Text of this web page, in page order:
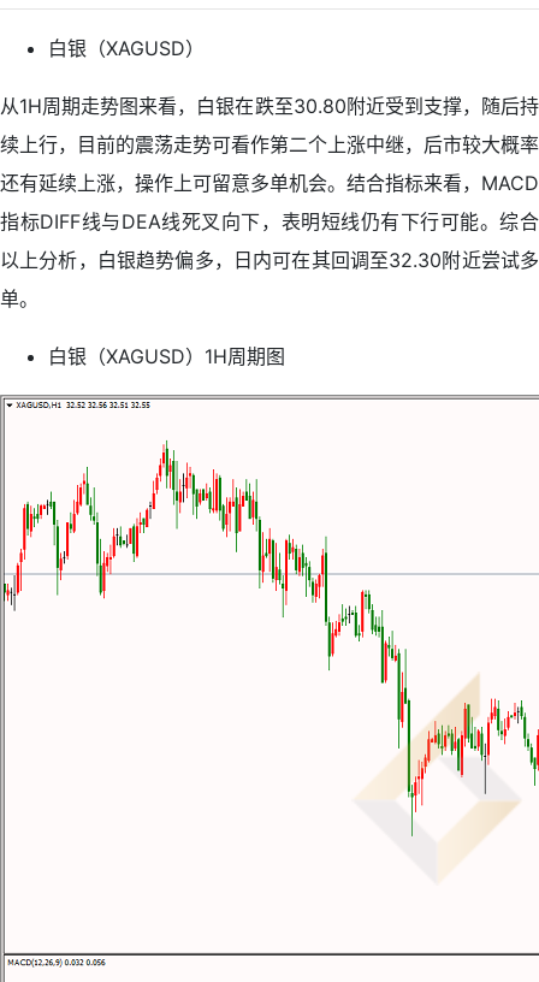
白银（XAGUSD）
从1H周期走势图来看，白银在跌至30.80附近受到支撑，随后持
续上行，目前的震荡走势可看作第二个上涨中继，后市较大概率
还有延续上涨，操作上可留意多单机会。结合指标来看，MACD
指标DIFF线与DEA线死叉向下，表明短线仍有下行可能。综合
以上分析，白银趋势偏多，日内可在其回调至32.30附近尝试多
单。
白银（XAGUSD）1H周期图